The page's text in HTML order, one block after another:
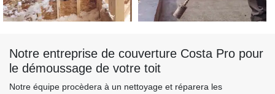
Notre entreprise de couverture Costa Pro pour
le démoussage de votre toit
Notre équipe procèdera à un nettoyage et réparera les